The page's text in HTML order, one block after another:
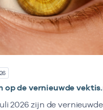
op de vernieuwde
2026 zijn de